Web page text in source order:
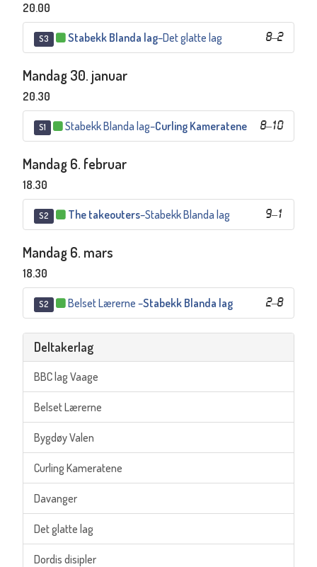
20.00
S3 8–2
Stabekk Blanda lag–Det glatte lag
Mandag 30. januar
20.30
S1 8–10
Stabekk Blanda lag–Curling Kameratene
Mandag 6. februar
18.30
S2 9–1
The takeouters–Stabekk Blanda lag
Mandag 6. mars
18.30
S2 2–8
Belset Lærerne–Stabekk Blanda lag
Deltakerlag
BBC lag Vaage
Belset Lærerne
Bygdøy Valen
Curling Kameratene
Davanger
Det glatte lag
Dordis disipler